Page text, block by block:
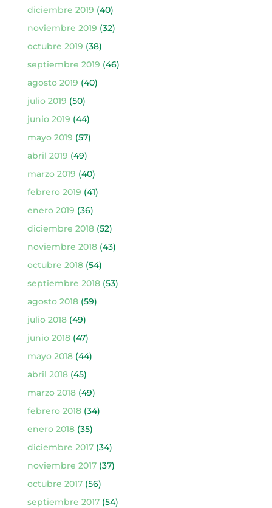
diciembre 2019 (40)
noviembre 2019 (32)
octubre 2019 (38)
septiembre 2019 (46)
agosto 2019 (40)
julio 2019 (50)
junio 2019 (44)
mayo 2019 (57)
abril 2019 (49)
marzo 2019 (40)
febrero 2019 (41)
enero 2019 (36)
diciembre 2018(52)
noviembre 2018(43)
octubre 2018(54)
septiembre 2018(53)
agosto 2018(59)
julio 2018(49)
junio 2018(47)
mayo 2018(44)
abril 2018(45)
marzo 2018(49)
febrero 2018(34)
enero 2018(35)
diciembre 2017(34)
noviembre 2017(37)
octubre 2017(56)
septiembre 2017(54)